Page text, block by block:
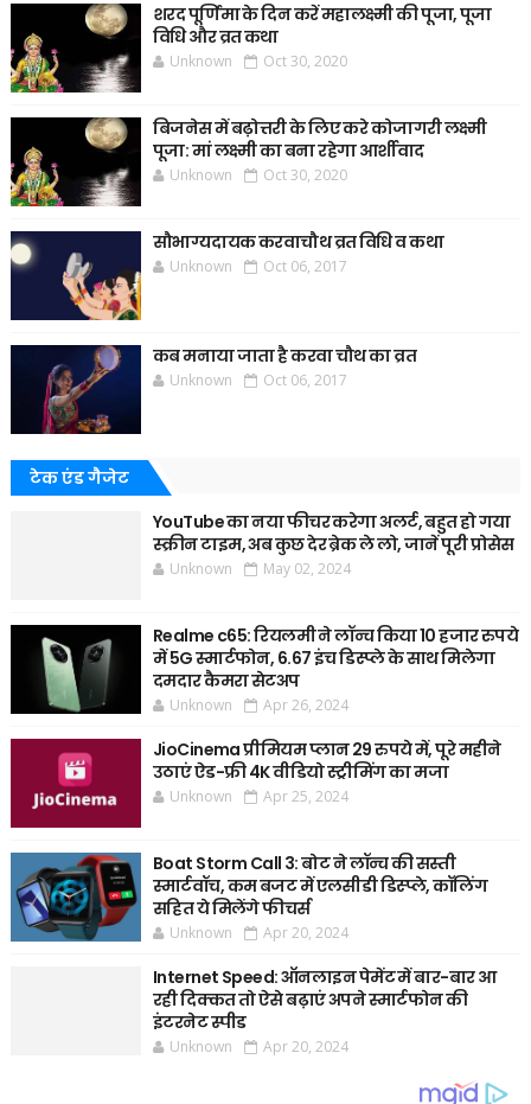
शरद पूर्णिमा के दिन करें महालक्ष्मी की पूजा, पूजा
विधि और व्रत कथा
Unknown Oct 30, 2020
बिजनेस में बढ़ोत्तरी के लिए करे कोजागरी लक्ष्मी
पूजा: मां लक्ष्मी का बना रहेगा आर्शीवाद
Unknown Oct 30, 2020
सौभाग्यदायक करवाचौथ व्रत विधि व कथा
Unknown Oct 06, 2017
कब मनाया जाता है करवा चौथ का व्रत
Unknown Oct 06, 2017
टेक एंड गैजेट
YouTube का नया फीचर करेगा अलर्ट, बहुत हो गया
स्क्रीन टाइम, अब कुछ देर ब्रेक ले लो, जानें पूरी प्रोसेस
Unknown May 02, 2024
Realme c65: रियलमी ने लॉन्च किया 10 हजार रुपये
में 5G स्मार्टफोन, 6.67 इंच डिस्प्ले के साथ मिलेगा
दमदार कैमरा सेटअप
Unknown Apr 26, 2024
JioCinema प्रीमियम प्लान 29 रुपये में, पूरे महीने
उठाएं ऐड-फ्री 4K वीडियो स्ट्रीमिंग का मजा
Unknown Apr 25, 2024
Boat Storm Call 3: बोट ने लॉन्च की सस्ती
स्मार्टवॉच, कम बजट में एलसीडी डिस्प्ले, कॉलिंग
सहित ये मिलेंगे फीचर्स
Unknown Apr 20, 2024
Internet Speed: ऑनलाइन पेमेंट में बार-बार आ
रही दिक्कत तो ऐसे बढ़ाएं अपने स्मार्टफोन की
इंटरनेट स्पीड
Unknown Apr 20, 2024